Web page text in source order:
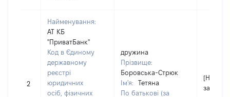
2
Найменування:
АТ КБ
"ПриватБанк"
Код в Єдиному
державному
реєстрі
юридичних
осіб, фізичних
дружина
Прізвище:
Боровська-Стрюк
Ім'я:
Тетяна
По батькові (за
[Не